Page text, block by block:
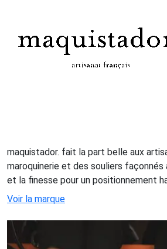
maquistador. fait la part belle aux
maroquinerie et des souliers façonnés
et la finesse pour un positionnement
Voir la marque